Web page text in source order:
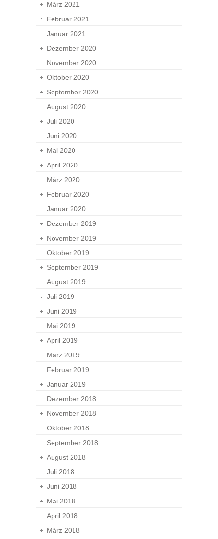
März 2021
Februar 2021
Januar 2021
Dezember 2020
November 2020
Oktober 2020
September 2020
August 2020
Juli 2020
Juni 2020
Mai 2020
April 2020
März 2020
Februar 2020
Januar 2020
Dezember 2019
November 2019
Oktober 2019
September 2019
August 2019
Juli 2019
Juni 2019
Mai 2019
April 2019
März 2019
Februar 2019
Januar 2019
Dezember 2018
November 2018
Oktober 2018
September 2018
August 2018
Juli 2018
Juni 2018
Mai 2018
April 2018
März 2018